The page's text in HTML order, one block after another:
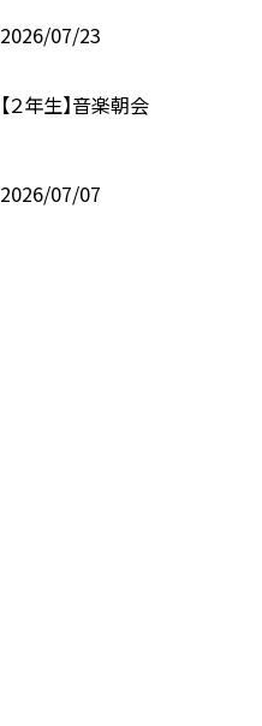
2026/07/23
【２年生】音楽朝会
2026/07/07